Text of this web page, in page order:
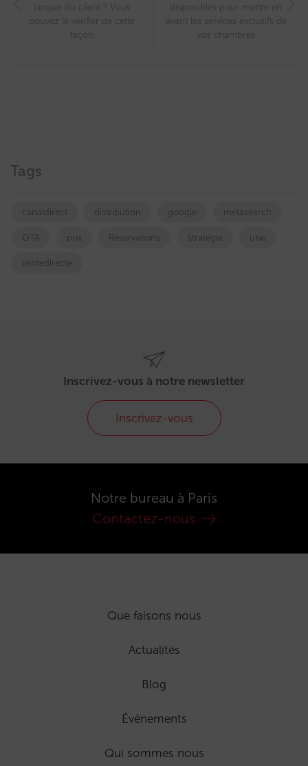
langue du client ? Vous
pouvez le vérifier de cette
façon
disponibles pour mettre en
avant les services exclusifs de
vos chambres
Tags
canaldirect distribution google metasearch
OTA prix Réservations Stratégie une
ventedirecte
Inscrivez-vous à notre newsletter
Inscrivez-vous
Notre bureau à Paris
Contactez-nous
Que faisons nous
Actualités
Blog
Événements
Qui sommes nous